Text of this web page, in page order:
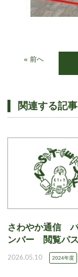
« 前へ
関連する記事
さわやか通信
ンバー 閲覧パ
2026.05.10 2024年度